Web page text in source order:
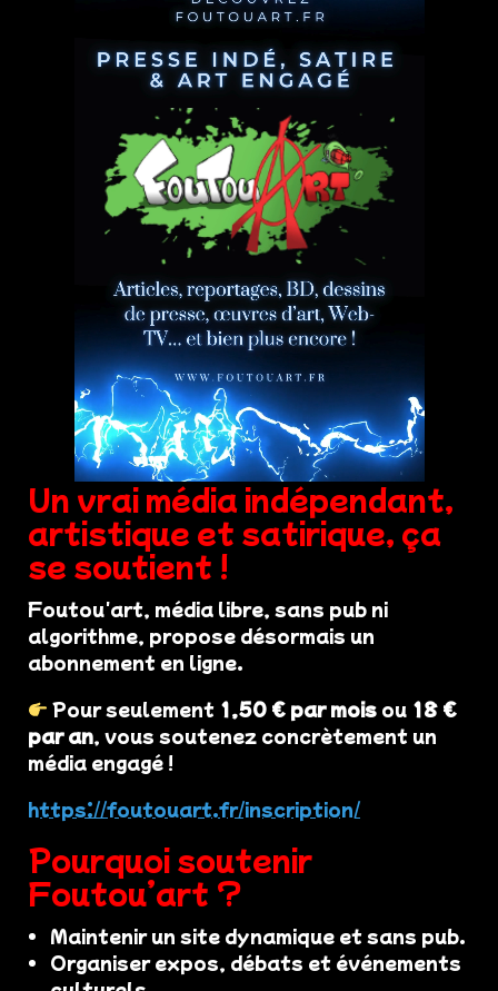
Un vrai média indépendant,
artistique et satirique, ça
se soutient !
Foutou'art, média libre, sans pub ni
algorithme, propose désormais un
abonnement en ligne.
Pour seulement 1,50 € par mois ou 18 €
par an, vous soutenez concrètement un
média engagé !
https://foutouart.fr/inscription/
Pourquoi soutenir
Foutou’art ?
Maintenir un site dynamique et sans pub.
Organiser expos, débats et événements